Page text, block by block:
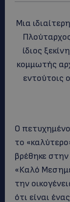
Mια
ίδιος
κομμωτής
εντούτοις
Ο
το
βρέθηκε
«Καλό
την
ότι είναι